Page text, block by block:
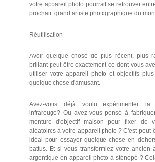
votre appareil photo pourrait se retrouver
prochain grand artiste photographique du
Réutilisation
Avoir quelque chose de plus récent, plus
brillant peut être exactement ce dont vous
utiliser votre appareil photo et objectifs
quelque chose d'amusant.
Avez-vous déjà voulu expérimenter la
infrarouge? Ou avez-vous pensé à
monture d'objectif maison pour fixer de
aléatoires à votre appareil photo ? C'est peut-
idéal pour essayer quelque chose en
battus. Et si vous transformiez votre ancien
argentique en appareil photo à sténopé ?